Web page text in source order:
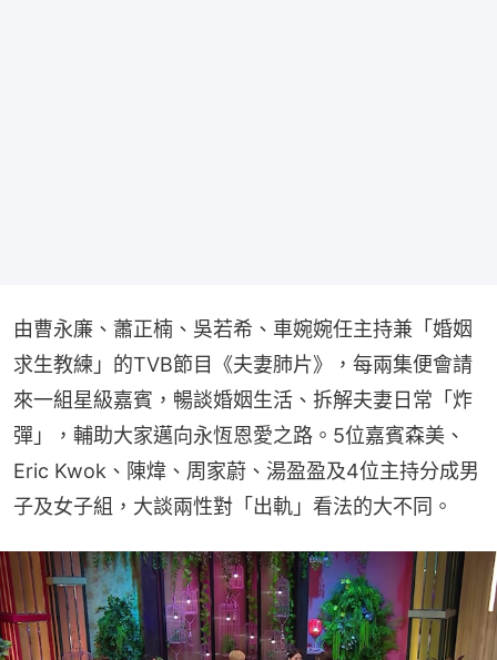
由曹永廉、蕭正楠、吳若希、車婉婉任主持兼「婚姻
求生教練」的TVB節目《夫妻肺片》，每兩集便會請
來一組星級嘉賓，暢談婚姻生活、拆解夫妻日常「炸
彈」，輔助大家邁向永恆恩愛之路。5位嘉賓森美、
Eric Kwok、陳煒、周家蔚、湯盈盈及4位主持分成男
子及女子組，大談兩性對「出軌」看法的大不同。